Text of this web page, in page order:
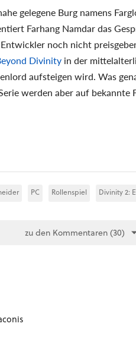
gelegene Burg namens
Farhang Namdar das
noch nicht
Divinity in der
aufsteigen wird. Was
werden aber auf bekannte
PC Rollenspiel Divinity 2:
zu den Kommentaren (30)